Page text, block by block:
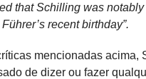
that Schilling was notably
recent birthday”.
mencionadas acima,
de dizer ou fazer